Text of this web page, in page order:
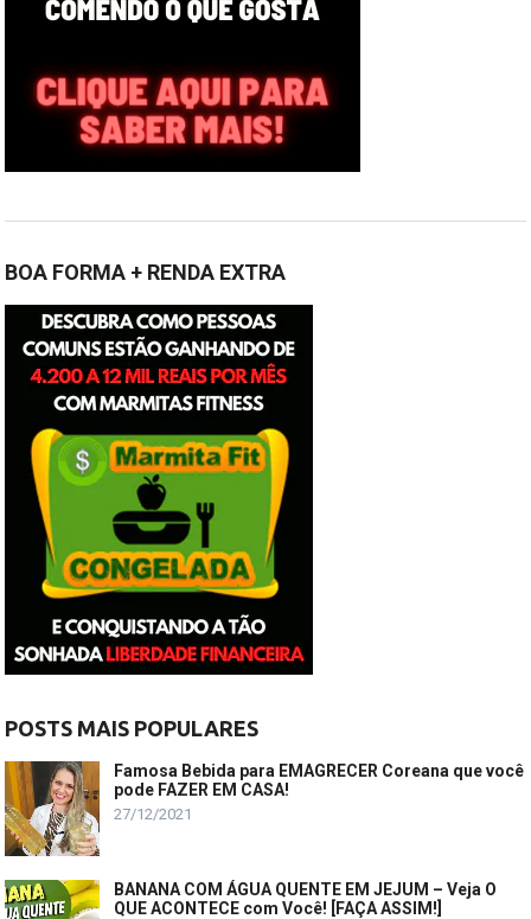
BOA FORMA + RENDA EXTRA
POSTS MAIS POPULARES
Famosa Bebida para EMAGRECER Coreana que você
pode FAZER EM CASA!
27/12/2021
BANANA COM ÁGUA QUENTE EM JEJUM – Veja O
QUE ACONTECE com Você! [FAÇA ASSIM!]